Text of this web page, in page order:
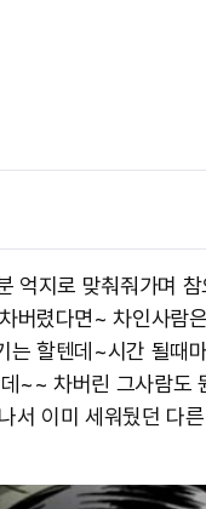
억지로 맞춰줘가며 참
버렸다면~ 차인사람
는 할텐데~시간 될때
~~ 차버린 그사람도
서 이미 세워뒀던 다